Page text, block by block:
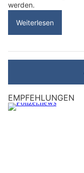
werden.
Weiterlesen
EMPFEHLUNGEN